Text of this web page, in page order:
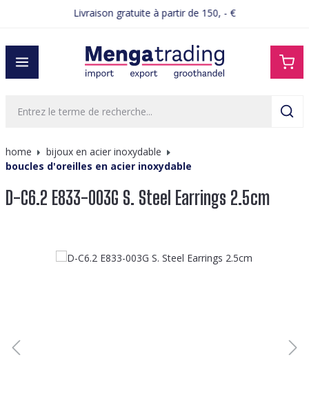
Livraison gratuite à partir de 150, - €
home
bijoux en acier inoxydable
boucles d'oreilles en acier inoxydable
D-C6.2 E833-003G S. Steel Earrings 2.5cm
Ignorer la galerie d'images